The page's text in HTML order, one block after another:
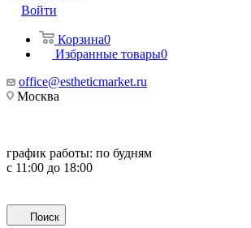
Войти
Корзина0
Избранные товары0
office@estheticmarket.ru
Москва
график работы: по будням
с 11:00 до 18:00
Поиск